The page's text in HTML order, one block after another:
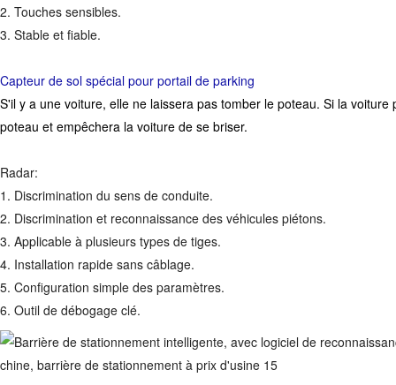
2. Touches sensibles.
3. Stable et fiable.
Capteur de sol spécial pour portail de parking
S'il y a une voiture, elle ne laissera pas tomber le poteau. Si la
poteau et empêchera la voiture de se briser.
Radar:
1. Discrimination du sens de conduite.
2. Discrimination et reconnaissance des véhicules piétons.
3. Applicable à plusieurs types de tiges.
4. Installation rapide sans câblage.
5. Configuration simple des paramètres.
6. Outil de débogage clé.